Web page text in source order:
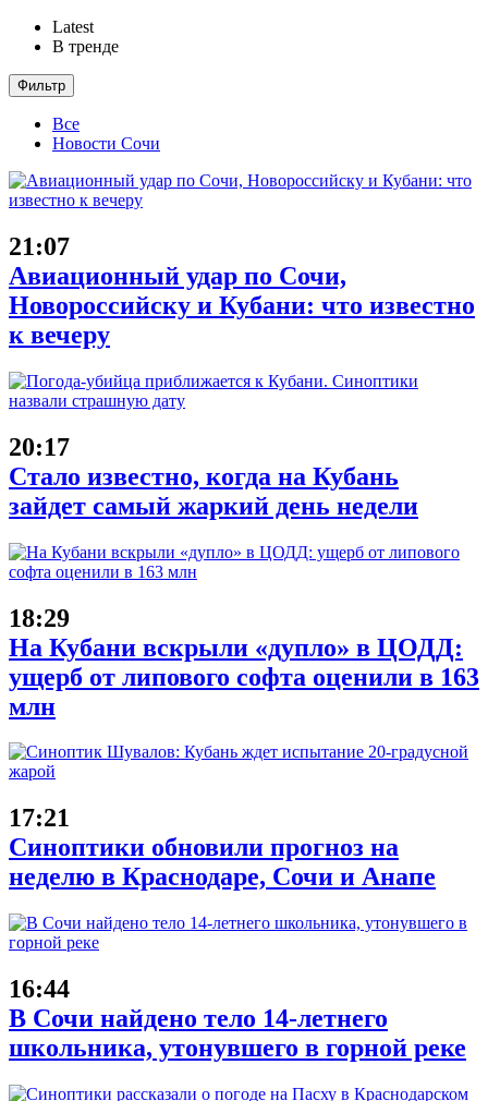
Latest
В тренде
Фильтр
Все
Новости Сочи
21:07
Авиационный удар по Сочи,
Новороссийску и Кубани: что известно
к вечеру
20:17
Стало известно, когда на Кубань
зайдет самый жаркий день недели
18:29
На Кубани вскрыли «дупло» в ЦОДД:
ущерб от липового софта оценили в 163
млн
17:21
Синоптики обновили прогноз на
неделю в Краснодаре, Сочи и Анапе
16:44
В Сочи найдено тело 14-летнего
школьника, утонувшего в горной реке